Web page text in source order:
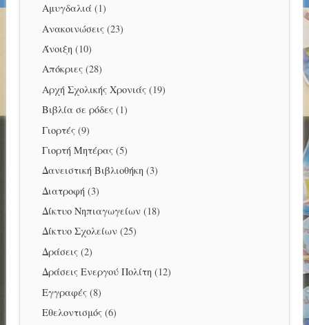
Αμυγδαλιά(1)
Ανακοινώσεις(23)
Άνοιξη (10)
Απόκριες(28)
Αρχή Σχολικής Χρονιάς(19)
Βιβλία σε ρόδες(1)
Γιορτές(9)
Γιορτή Μητέρας(5)
Δανειστική Βιβλιοθήκη (3)
Διατροφή (3)
Δίκτυο Νηπιαγωγείων(18)
Δίκτυο Σχολείων(25)
Δράσεις(2)
Δράσεις Ενεργού Πολίτη (12)
Εγγραφές(8)
Εθελοντισμός(6)